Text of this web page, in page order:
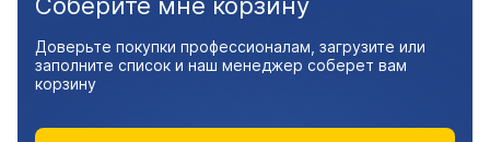
Доверьте покупки профессионалам, загрузите или
заполните список и наш менеджер соберет вам
корзину